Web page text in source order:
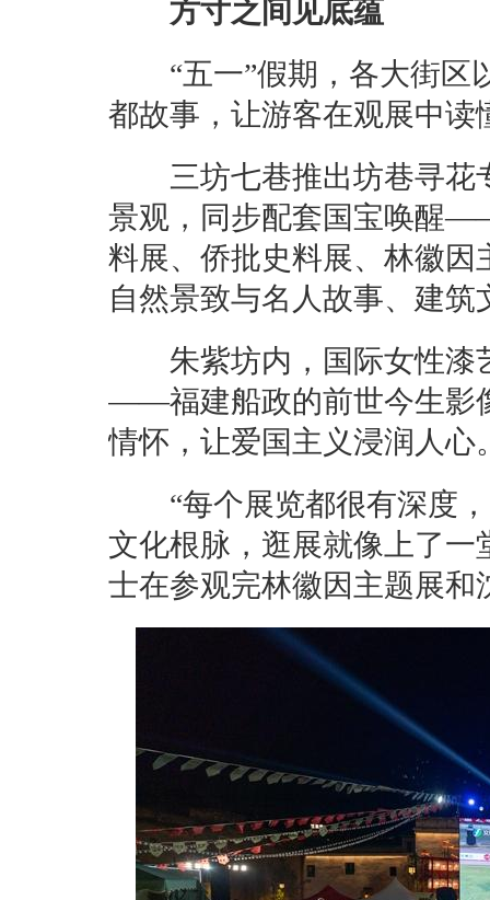
方寸之间见底蕴
“五一”假期，各大街区
都故事，让游客在观展中读
三坊七巷推出坊巷寻花
景观，同步配套国宝唤醒
料展、侨批史料展、林徽
自然景致与名人故事、建
朱紫坊内，国际女性漆
——福建船政的前世今生影
情怀，让爱国主义浸润人心
“每个展览都很有深度，
文化根脉，逛展就像上了一
士在参观完林徽因主题展